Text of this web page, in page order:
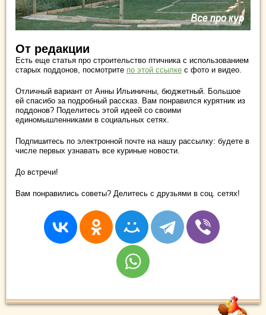
От редакции
Есть еще статья про строительство птичника с использованием
старых поддонов, посмотрите по этой ссылке с фото и видео.
Отличный вариант от Анны Ильиничны, бюджетный. Большое
ей спасибо за подробный рассказ. Вам понравился курятник из
поддонов? Поделитесь этой идеей со своими
единомышленниками в социальных сетях.
Подпишитесь по электронной почте на нашу рассылку: будете в
числе первых узнавать все куриные новости.
До встречи!
Вам понравились советы? Делитесь с друзьями в соц. сетях!